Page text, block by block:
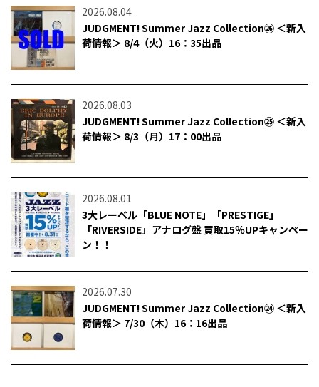
2026.08.04
JUDGMENT! Summer Jazz Collection㉖ ＜新入
荷情報＞ 8/4（火）16：35出品
2026.08.03
JUDGMENT! Summer Jazz Collection㉕ ＜新入
荷情報＞ 8/3（月）17：00出品
2026.08.01
3大レーベル「BLUE NOTE」「PRESTIGE」
「RIVERSIDE」アナログ盤 買取15％UPキャンペー
ン！！
2026.07.30
JUDGMENT! Summer Jazz Collection㉔ ＜新入
荷情報＞ 7/30（木）16：16出品